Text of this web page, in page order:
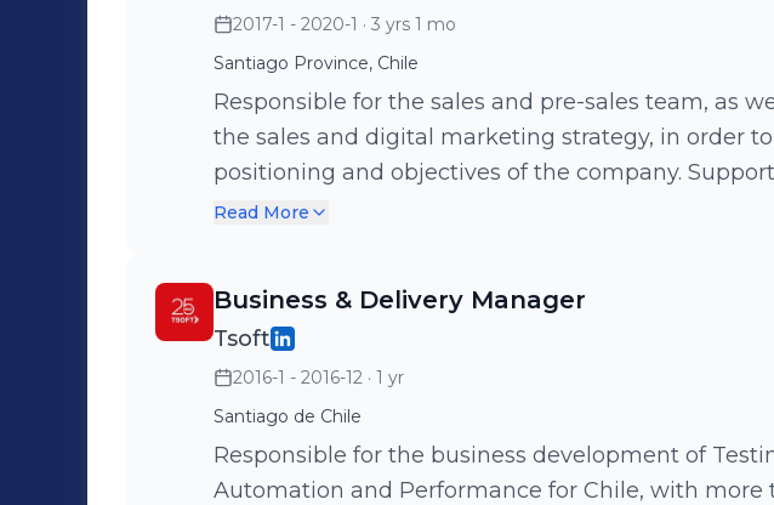
2017-1 - 2020-1 · 3 yrs 1 mo
Santiago Province, Chile
Responsible for the sales and pre-sales team, as
the sales and digital marketing strategy, in order
positioning and objectives of the company.
development of solutions adjusted to the
Read More
Business & Delivery Manager
Tsoft
2016-1 - 2016-12 · 1 yr
Santiago de Chile
Responsible for the business development of
Automation and Performance for Chile, with more